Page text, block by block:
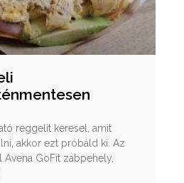
reggelit keresel, amit
akkor ezt próbáld ki. Az
Avena GoFit zabpehely,